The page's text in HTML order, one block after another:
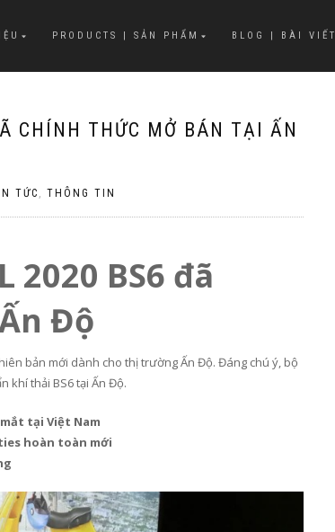
PRODUCTS | SẢN PHẨM BLOG | BÀI VIẾT
CHÍNH THỨC MỞ BÁN TẠI ẤN
TỨC , THÔNG TIN
2020 BS6 đã
Độ
bản mới dành cho thị trường Ấn Độ. Đáng chú ý, bộ
khí thải BS6 tại Ấn Độ.
tại Việt Nam
hoàn toàn mới